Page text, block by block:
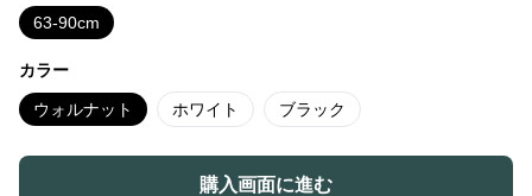
63-90cm
カラー
ウォルナット ホワイト ブラック
購入画面に進む